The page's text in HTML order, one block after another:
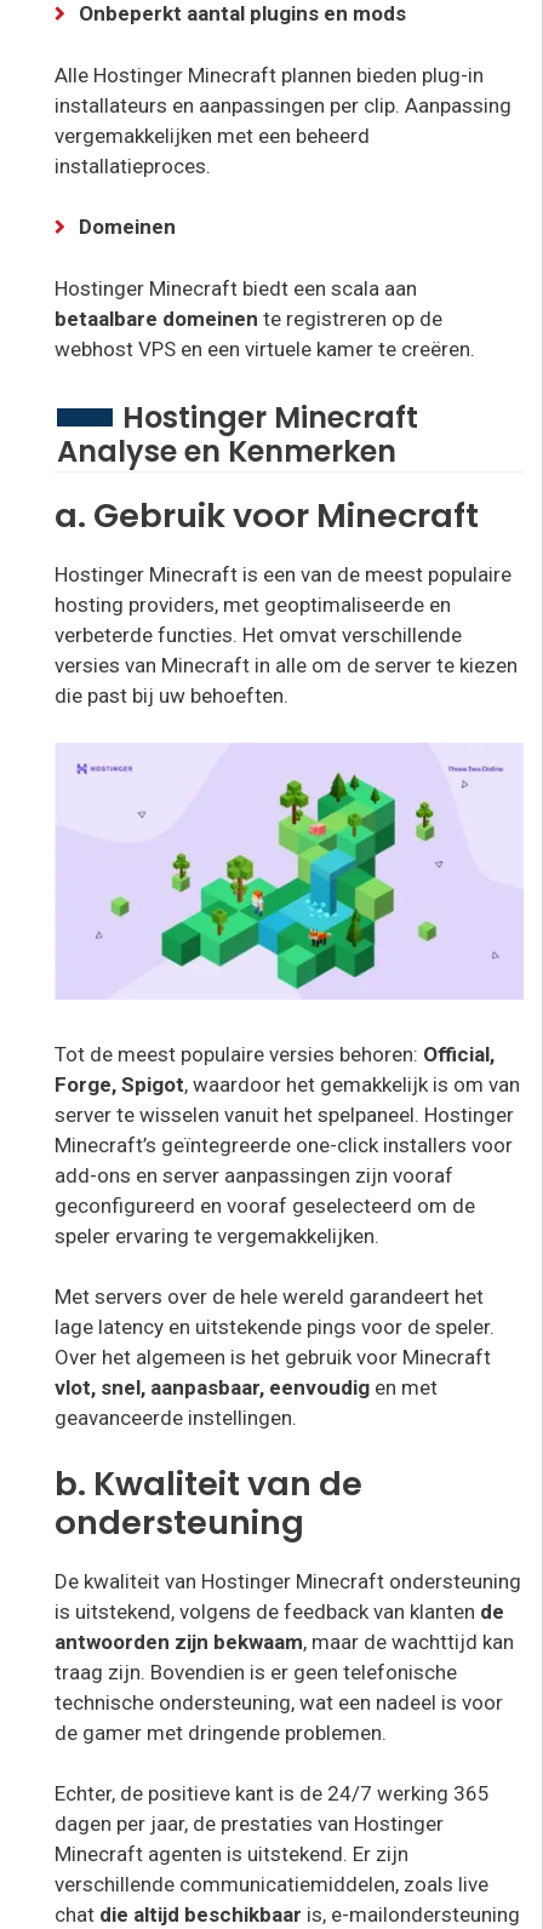
Onbeperkt aantal plugins en mods
Alle Hostinger Minecraft plannen bieden plug-in
installateurs en aanpassingen per clip. Aanpassing
vergemakkelijken met een beheerd
installatieproces.
Domeinen
Hostinger Minecraft biedt een scala aan
betaalbare domeinen te registreren op de
webhost VPS en een virtuele kamer te creëren.
Hostinger Minecraft
Analyse en Kenmerken
a. Gebruik voor Minecraft
Hostinger Minecraft is een van de meest populaire
hosting providers, met geoptimaliseerde en
verbeterde functies. Het omvat verschillende
versies van Minecraft in alle om de server te kiezen
die past bij uw behoeften.
Tot de meest populaire versies behoren: Official,
Forge, Spigot, waardoor het gemakkelijk is om van
server te wisselen vanuit het spelpaneel. Hostinger
Minecraft’s geïntegreerde one-click installers voor
add-ons en server aanpassingen zijn vooraf
geconfigureerd en vooraf geselecteerd om de
speler ervaring te vergemakkelijken.
Met servers over de hele wereld garandeert het
lage latency en uitstekende pings voor de speler.
Over het algemeen is het gebruik voor Minecraft
vlot, snel, aanpasbaar, eenvoudig en met
geavanceerde instellingen.
b. Kwaliteit van de
ondersteuning
De kwaliteit van Hostinger Minecraft ondersteuning
is uitstekend, volgens de feedback van klanten de
antwoorden zijn bekwaam, maar de wachttijd kan
traag zijn. Bovendien is er geen telefonische
technische ondersteuning, wat een nadeel is voor
de gamer met dringende problemen.
Echter, de positieve kant is de 24/7 werking 365
dagen per jaar, de prestaties van Hostinger
Minecraft agenten is uitstekend. Er zijn
verschillende communicatiemiddelen, zoals live
chat die altijd beschikbaar is, e-mailondersteuning